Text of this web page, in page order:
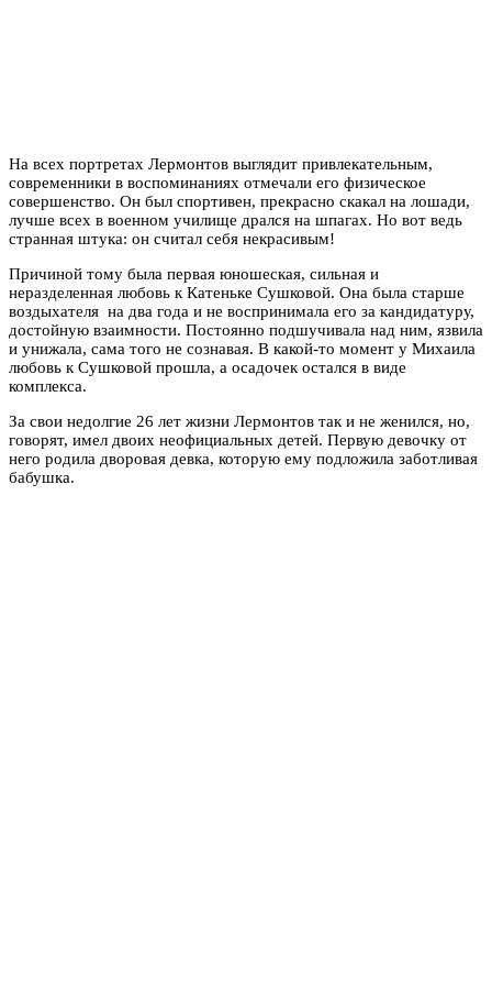
На всех портретах Лермонтов выглядит привлекательным,
современники в воспоминаниях отмечали его физическое
совершенство. Он был спортивен, прекрасно скакал на лошади,
лучше всех в военном училище дрался на шпагах. Но вот ведь
странная штука: он считал себя некрасивым!
Причиной тому была первая юношеская, сильная и
неразделенная любовь к Катеньке Сушковой. Она была старше
воздыхателя на два года и не воспринимала его за кандидатуру,
достойную взаимности. Постоянно подшучивала над ним, язвила
и унижала, сама того не сознавая. В какой-то момент у Михаила
любовь к Сушковой прошла, а осадочек остался в виде
комплекса.
За свои недолгие 26 лет жизни Лермонтов так и не женился, но,
говорят, имел двоих неофициальных детей. Первую девочку от
него родила дворовая девка, которую ему подложила заботливая
бабушка.